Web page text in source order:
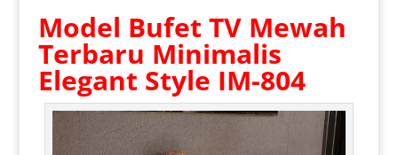
Model Bufet TV Mewah
Terbaru Minimalis
Elegant Style IM-804